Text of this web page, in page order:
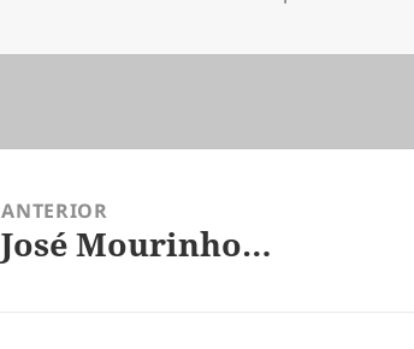
de texto…
ANTERIOR
Artigo
José Mourinho…